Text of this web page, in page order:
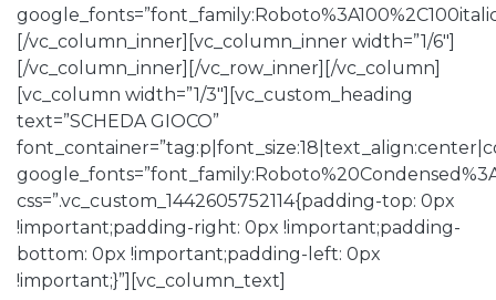
[/vc_column_inner][vc_column_inner width=”1/6″]
[/vc_column_inner][/vc_row_inner][/vc_column]
[vc_column width=”1/3″][vc_custom_heading
text=”SCHEDA GIOCO”
css=”.vc_custom_1442605752114{padding-top: 0px
!important;padding-right: 0px !important;padding-
bottom: 0px !important;padding-left: 0px
!important;}”][vc_column_text]